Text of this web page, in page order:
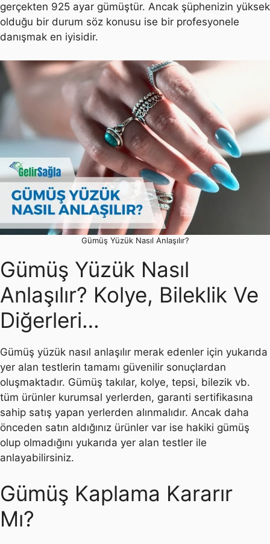
gerçekten 925 ayar gümüştür. Ancak şüphenizin yüksek
olduğu bir durum söz konusu ise bir profesyonele
danışmak en iyisidir.
Gümüş Yüzük Nasıl Anlaşılır?
Gümüş Yüzük Nasıl
Anlaşılır? Kolye, Bileklik Ve
Diğerleri…
Gümüş yüzük nasıl anlaşılır merak edenler için yukarıda
yer alan testlerin tamamı güvenilir sonuçlardan
oluşmaktadır. Gümüş takılar, kolye, tepsi, bilezik vb.
tüm ürünler kurumsal yerlerden, garanti sertifikasına
sahip satış yapan yerlerden alınmalıdır. Ancak daha
önceden satın aldığınız ürünler var ise hakiki gümüş
olup olmadığını yukarıda yer alan testler ile
anlayabilirsiniz.
Gümüş Kaplama Kararır
Mı?